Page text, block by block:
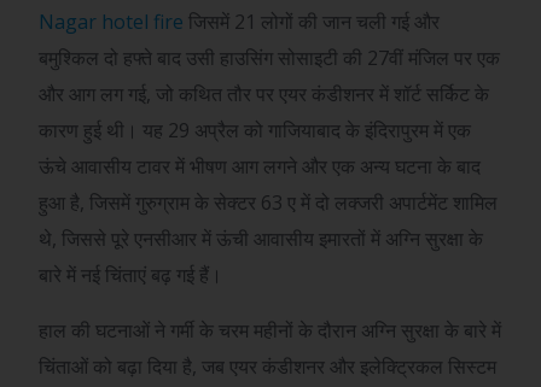
Nagar hotel fire जिसमें 21 लोगों की जान चली गई और
बमुश्किल दो हफ्ते बाद उसी हाउसिंग सोसाइटी की 27वीं मंजिल पर एक
और आग लग गई, जो कथित तौर पर एयर कंडीशनर में शॉर्ट सर्किट के
कारण हुई थी। यह 29 अप्रैल को गाजियाबाद के इंदिरापुरम में एक
ऊंचे आवासीय टावर में भीषण आग लगने और एक अन्य घटना के बाद
हुआ है, जिसमें गुरुग्राम के सेक्टर 63 ए में दो लक्जरी अपार्टमेंट शामिल
थे, जिससे पूरे एनसीआर में ऊंची आवासीय इमारतों में अग्नि सुरक्षा के
बारे में नई चिंताएं बढ़ गई हैं।
हाल की घटनाओं ने गर्मी के चरम महीनों के दौरान अग्नि सुरक्षा के बारे में
चिंताओं को बढ़ा दिया है, जब एयर कंडीशनर और इलेक्ट्रिकल सिस्टम